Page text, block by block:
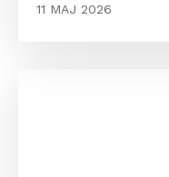
11 MAJ 2026